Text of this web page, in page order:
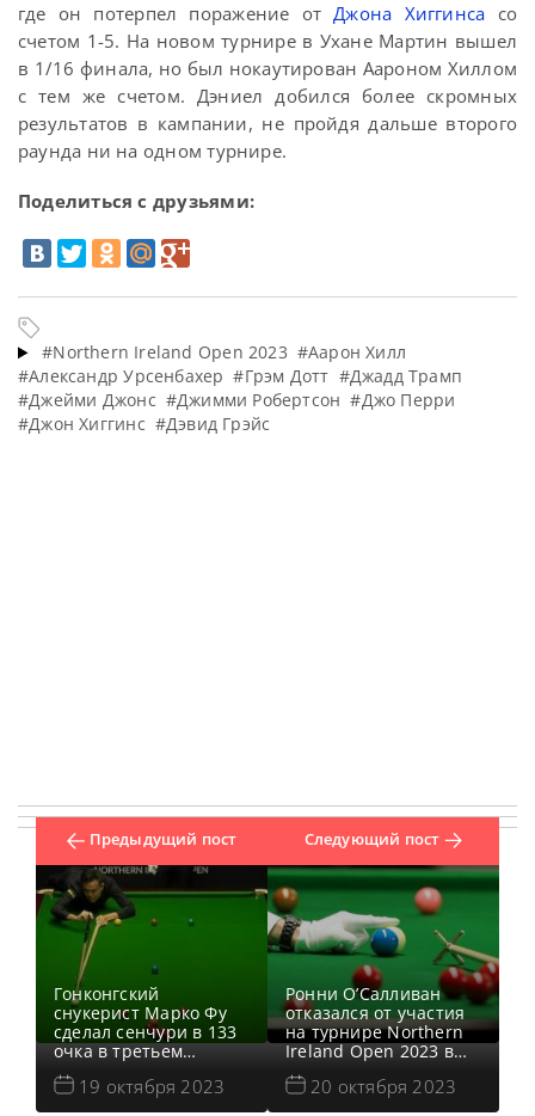
где он потерпел поражение отДжона Хиггинса со
счетом 1-5. На новом турнире в Ухане Мартин вышел
в 1/16 финала, но был нокаутирован Аароном Хиллом
с тем же счетом. Дэниел добился более скромных
результатов в кампании, не пройдя дальше второго
раунда ни на одном турнире.
Поделиться с друзьями:
#Northern Ireland Open 2023 #Аарон Хилл
#Александр Урсенбахер #Грэм Дотт #Джадд Трамп
#Джейми Джонс #Джимми Робертсон #Джо Перри
#Джон Хиггинс #Дэвид Грэйс
Предыдущий пост
Гонконгский
снукерист Марко Фу
сделал сенчури в 133
очка в третьем
фрейме
квалификационного
матча на турнире
19 октября 2023
Следующий пост
Ронни О’Салливан
отказался от участия
на турнире Northern
Ireland Open 2023 в
Белфасте, сообщает
WST. Все новости и
результаты Northern
20 октября 2023